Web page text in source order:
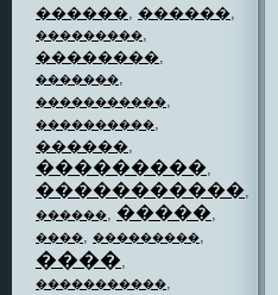
������, ������,
���������,
��������,
�������,
�����������,
����������,
������,
���������,
�����������,
������, �����,
����, ���������,
����,
�����������,